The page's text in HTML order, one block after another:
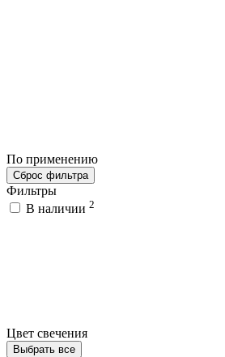
По применению
Сброс фильтра
Фильтры
В наличии 2
Цвет свечения
Выбрать все